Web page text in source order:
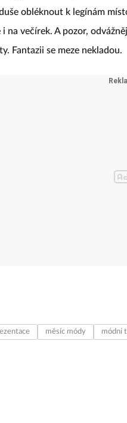
obléknout k legínám
na večírek. A pozor,
Fantazii se meze nekladou.
měsíc módy módní